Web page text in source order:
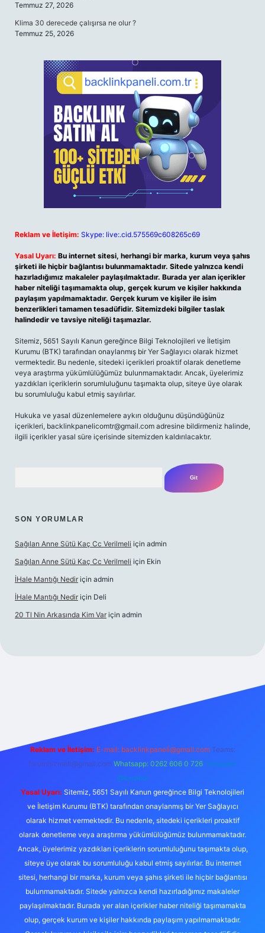
Temmuz 27, 2026
Klima 30 derecede çalışırsa ne olur ?
Temmuz 25, 2026
Reklam ve İletişim: Skype: live:.cid.575569c608265c69
Yasal Uyarı: Bu internet sitesi, herhangi bir marka, kurum veya şahıs
şirketi ile hiçbir bağlantısı bulunmamaktadır. Sitede yalnızca kendi
hazırladığımız makaleler paylaşılmaktadır. Burada yer alan içerikler
haber niteliği taşımamakta olup, gerçek kurum ve kişiler hakkında
paylaşım yapılmamaktadır. Gerçek kurum ve kişiler ile isim
benzerlikleri tamamen tesadüfidir. Sitemizdeki bilgiler taslak
halindedir ve tavsiye niteliği taşımazlar.
Sitemiz, 5651 Sayılı Kanun gereğince Bilgi Teknolojileri ve İletişim
Kurumu (BTK) tarafından onaylanmış bir Yer Sağlayıcı olarak hizmet
vermektedir. Bu nedenle, sitedeki içerikleri proaktif olarak denetleme
veya araştırma yükümlülüğümüz bulunmamaktadır. Ancak, üyelerimiz
yazdıkları içeriklerin sorumluluğunu taşımakta olup, siteye üye olarak
bu sorumluluğu kabul etmiş sayılırlar.
Hukuka ve yasal düzenlemelere aykırı olduğunu düşündüğünüz
içerikleri, backlinkpanelicomtr@gmail.com adresine bildirmeniz halinde,
ilgili içerikler yasal süre içerisinde sitemizden kaldırılacaktır.
SON YORUMLAR
Sağılan Anne Sütü Kaç Cc Verilmeli için admin
Sağılan Anne Sütü Kaç Cc Verilmeli için Ekin
İHale Mantığı Nedir için admin
İHale Mantığı Nedir için Deli
20 Tl Nin Arkasında Kim Var için admin
Reklam ve İletişim: E-mail: backlinkpaneli@gmail.com Teams:
forumhizmeti@gmail.com Whatsapp: 0262 606 0 726 Telegram:
@karabul
Yasal Uyarı: Sitemiz, 5651 Sayılı Kanun gereğince Bilgi Teknolojileri
ve İletişim Kurumu (BTK) tarafından onaylanmış bir Yer Sağlayıcı
olarak hizmet vermektedir. Bu nedenle, sitedeki içerikleri proaktif
olarak denetleme veya araştırma yükümlülüğümüz bulunmamaktadır.
Ancak, üyelerimiz yazdıkları içeriklerin sorumluluğunu taşımakta olup,
siteye üye olarak bu sorumluluğu kabul etmiş sayılırlar. Bu internet
sitesi, herhangi bir marka, kurum veya şahıs şirketi ile hiçbir bağlantısı
bulunmamaktadır. Sitede yalnızca kendi hazırladığımız makaleler
paylaşılmaktadır. Burada yer alan içerikler haber niteliği taşımamakta
olup, gerçek kurum ve kişiler hakkında paylaşım yapılmamaktadır.